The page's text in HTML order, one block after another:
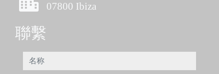
07800 Ibiza
聯繫
名称